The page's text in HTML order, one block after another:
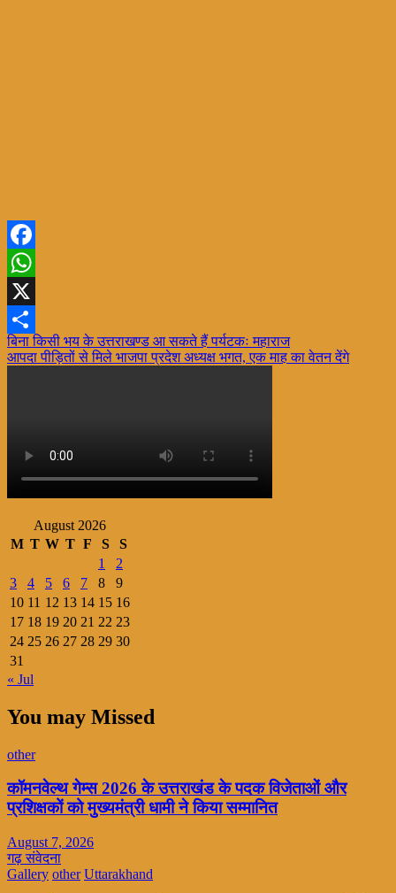
Facebook
WhatsApp
X
Share
Post
navigation
बिना किसी भय के उत्तराखण्ड आ सकते हैं पर्यटकः महाराज
आपदा पीड़ितों से मिले भाजपा प्रदेश अध्यक्ष भगत, एक माह का वेतन देंगे
August 2026
M T W T F S
S
1
2
3
4 5 6 7 8
9
10 11 12 13 14 15 16
17 18 19 20 21 22 23
24 25 26 27 28 29 30
31
« Jul
You may Missed
other
कॉमनवेल्थ गेम्स 2026 के उत्तराखंड के पदक विजेताओं और
प्रशिक्षकों को मुख्यमंत्री धामी ने किया सम्मानित
August 7, 2026
गढ़ संवेदना
Gallery other Uttarakhand